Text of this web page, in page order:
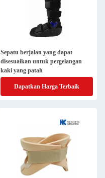
Sepatu berjalan yang dapat
disesuaikan untuk pergelangan
kaki yang patah
Dapatkan Harga Terbaik